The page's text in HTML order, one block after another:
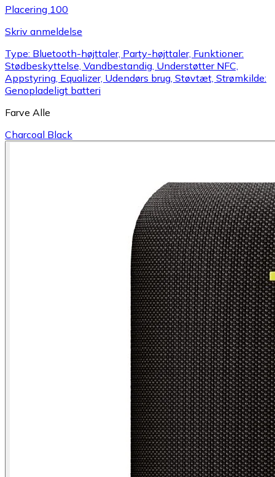
Placering 100
Skriv anmeldelse
Type: Bluetooth-højttaler, Party-højttaler, Funktioner:
Stødbeskyttelse, Vandbestandig, Understøtter NFC,
Appstyring, Equalizer, Udendørs brug, Støvtæt, Strømkilde:
Genopladeligt batteri
Farve Alle
Charcoal Black